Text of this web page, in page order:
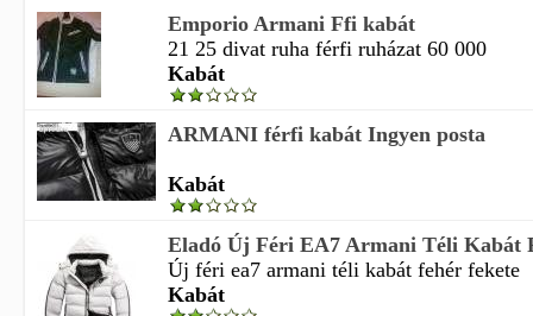
Emporio Armani Ffi kabát
21 25 divat ruha férfi ruházat 60 000
Kabát
ARMANI férfi kabát Ingyen posta
Kabát
Eladó Új Féri EA7 Armani Téli Kabát
Új féri ea7 armani téli kabát fehér fekete
Kabát